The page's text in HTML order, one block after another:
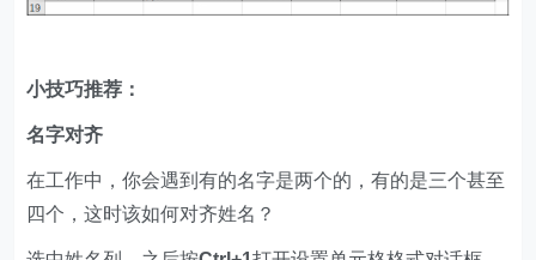
小技巧推荐：
名字对齐
在工作中，你会遇到有的名字是两个的，有的是三个甚至
四个，这时该如何对齐姓名？